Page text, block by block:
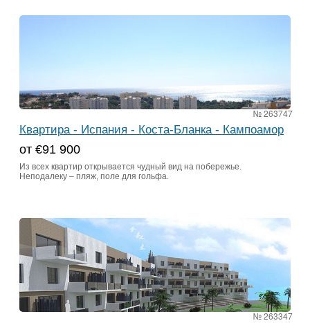
№ 263747
Квартира - Испания - Коста-Бланка - Кампоамор
от €91 900
Из всех квартир открывается чудный вид на побережье.
Неподалеку – пляж, поле для гольфа.
№ 263347